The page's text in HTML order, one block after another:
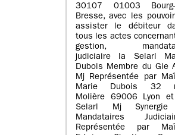
30107 01003 Bourg-
Bresse, avec les
assister le débiteur
tous les actes
gestion,
judiciaire la Selarl
Dubois Membre du Gie
Mj Représentée par
Marie Dubois 32
Molière 69006 Lyon
Selarl Mj
Mandataires
Représentée par